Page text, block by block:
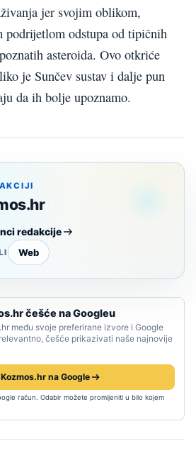
jer svojim oblikom,
podrijetlom odstupa od tipičnih
asteroida. Ovo otkriće
je Sunčev sustav i dalje pun
da ih bolje upoznamo.
redakcije
Web
češće na Googleu
među svoje preferirane izvore i Google
češće prikazivati naše najnovije
na Google
račun. Odabir možete promijeniti u bilo kojem